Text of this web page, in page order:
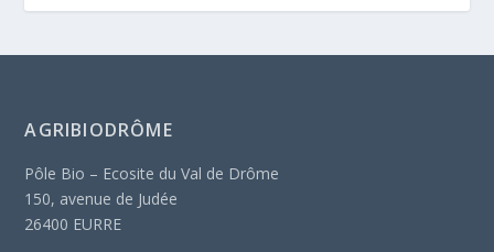
AGRIBIODRÔME
Pôle Bio – Ecosite du Val de Drôme
150, avenue de Judée
26400 EURRE